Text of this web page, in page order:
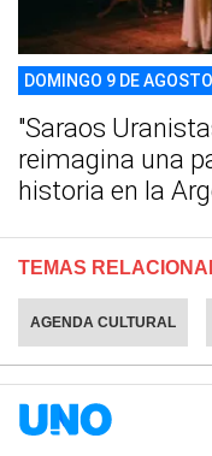
DOMINGO 9 DE AGOSTO
"Saraos
reimagina una
historia en la
TEMAS
AGENDA CULTURAL